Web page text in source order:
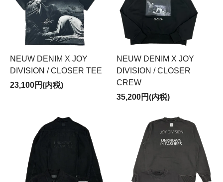
NEUW DENIM X JOY
DIVISION / CLOSER TEE
23,100円(内税)
NEUW DENIM X JOY
DIVISION / CLOSER
CREW
35,200円(内税)